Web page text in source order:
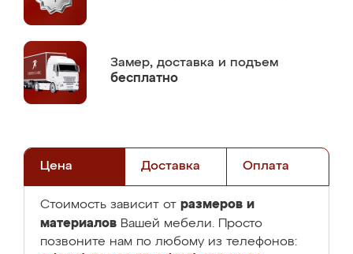
Замер, доставка и подъем
бесплатно
Цена Доставка Оплата
Стоимость зависит от размеров и
материалов Вашей мебели. Просто
позвоните нам по любому из телефонов: